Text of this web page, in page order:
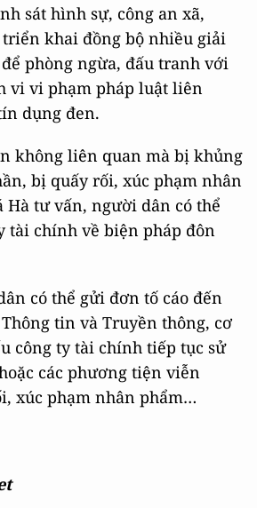
sát hình sự, công an xã,
khai đồng bộ nhiều giải
phòng ngừa, đấu tranh với
vi vi phạm pháp luật liên
dụng đen.
không liên quan mà bị khủng
bị quấy rối, xúc phạm nhân
Hà tư vấn, người dân có thể
tài chính về biện pháp đôn
có thể gửi đơn tố cáo đến
tin và Truyền thông, cơ
công ty tài chính tiếp tục sử
các phương tiện viễn
xúc phạm nhân phẩm…